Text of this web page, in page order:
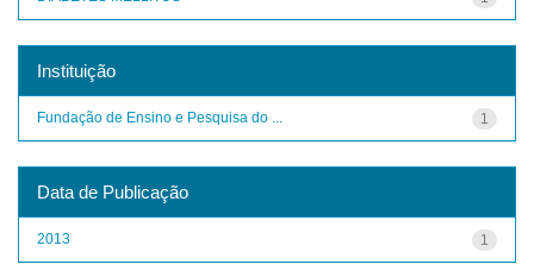
Instituição
1
Fundação de Ensino e Pesquisa do ...
Data de Publicação
1
2013